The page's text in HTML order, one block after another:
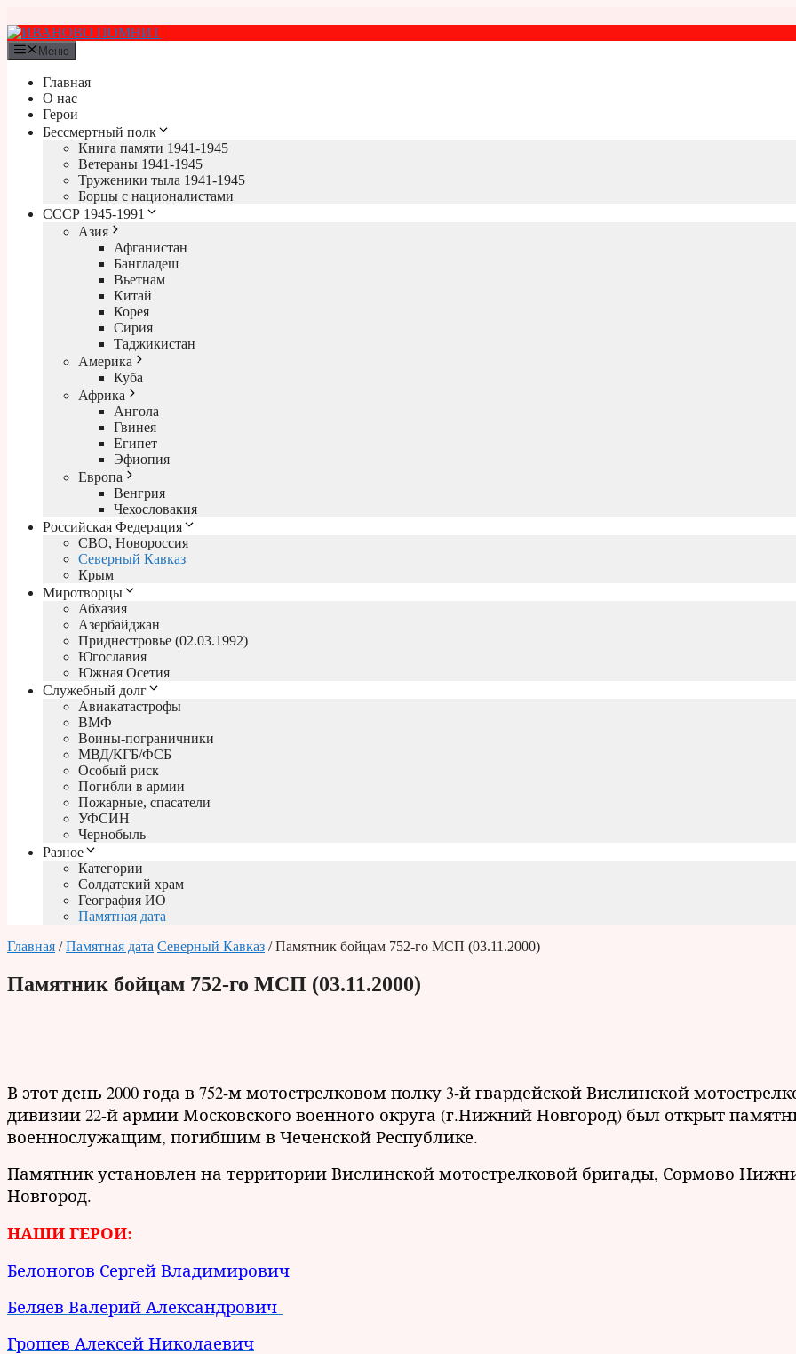
к
содержимому
Меню
Главная
О нас
Герои
Бессмертный полк
Книга памяти 1941-1945
Ветераны 1941-1945
Труженики тыла 1941-1945
Борцы с националистами
СССР 1945-1991
Азия
Афганистан
Бангладеш
Вьетнам
Китай
Корея
Сирия
Таджикистан
Америка
Куба
Африка
Ангола
Гвинея
Египет
Эфиопия
Европа
Венгрия
Чехословакия
Российская Федерация
СВО, Новороссия
Северный Кавказ
Крым
Миротворцы
Абхазия
Азербайджан
Приднестровье (02.03.1992)
Югославия
Южная Осетия
Служебный долг
Авиакатастрофы
ВМФ
Воины-пограничники
МВД/КГБ/ФСБ
Особый риск
Погибли в армии
Пожарные, спасатели
УФСИН
Чернобыль
Разное
Категории
Солдатский храм
География ИО
Памятная дата
Главная /Памятная дата Северный Кавказ / Памятник бойцам 752-го МСП (03.11.2000)
Памятник бойцам 752-го МСП (03.11.2000)
В этот день 2000 года в 752-м мотострелковом полку 3-й гвардейской Вислинской
дивизии 22-й армии Московского военного округа (г.Нижний Новгород) был открыт
военнослужащим, погибшим в Чеченской Республике.
Памятник установлен на территории Вислинской мотострелковой бригады, Сормово
Новгород.
НАШИ ГЕРОИ:
Белоногов Сергей Владимирович
Беляев Валерий Александрович
Грошев Алексей Николаевич